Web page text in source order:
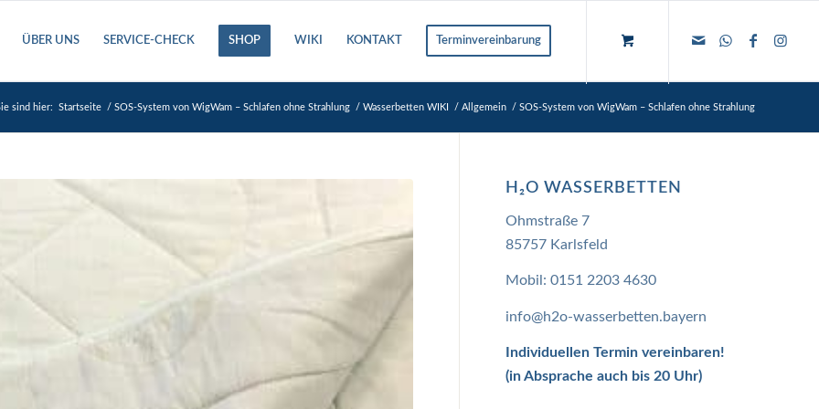
ÜBER UNS SERVICE-CHECK SHOP WIKI KONTAKT Terminvereinbarung
sind hier: Startseite / SOS-System von WigWam – Schlafen ohne Strahlung / Wasserbetten WIKI / Allgemein / SOS-System von WigWam – Schlafen ohne Strahlung
H₂O WASSERBETTEN
Ohmstraße 7
85757 Karlsfeld
Mobil:0151 2203 4630
info@h2o-wasserbetten.bayern
Individuellen Termin vereinbaren!
(in Absprache auch bis 20 Uhr)